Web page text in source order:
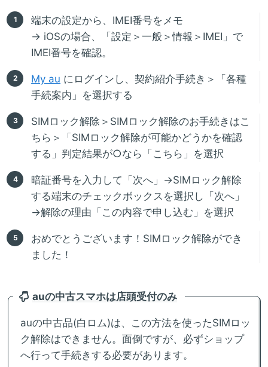
端末の設定から、IMEI番号をメモ
→ iOSの場合、「設定＞一般＞情報＞IMEI」で
IMEI番号を確認。
My au にログインし、契約紹介手続き＞「各種
手続案内」を選択する
SIMロック解除＞SIMロック解除のお手続きはこ
ちら＞「SIMロック解除が可能かどうかを確認
する」判定結果が○なら「こちら」を選択
暗証番号を入力して「次へ」→SIMロック解除
する端末のチェックボックスを選択し「次へ」
→解除の理由「この内容で申し込む」を選択
おめでとうございます！SIMロック解除ができ
ました！
auの中古スマホは店頭受付のみ
auの中古品(白ロム)は、この方法を使ったSIMロッ
ク解除はできません。面倒ですが、必ずショップ
へ行って手続きする必要があります。